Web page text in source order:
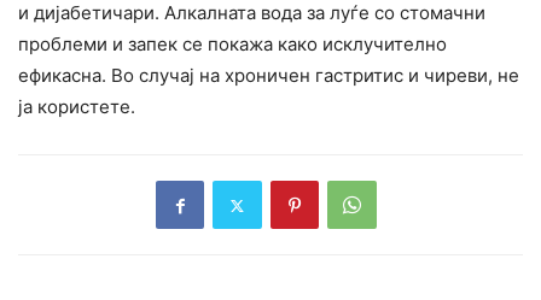
и дијабетичари. Алкалната вода за луѓе со стомачни
проблеми и запек се покажа како исклучително
ефикасна. Во случај на хроничен гастритис и чиреви, не
ја користете.